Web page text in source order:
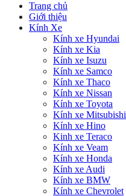
Trang chủ
Giới thiệu
Kính Xe
Kính xe Hyundai
Kính xe Kia
Kính xe Isuzu
Kính xe Samco
Kính xe Thaco
Kính xe Nissan
Kính xe Toyota
Kính xe Mitsubishi
Kính xe Hino
Kinh xe Teraco
Kính xe Veam
Kính xe Honda
Kính xe Audi
Kính xe BMW
Kính xe Chevrolet